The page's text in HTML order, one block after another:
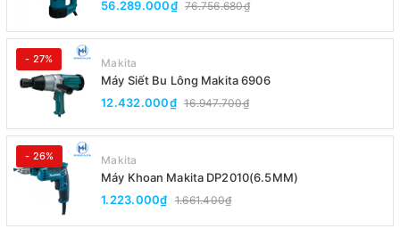
56.289.000₫ 76.756.680₫
- 27% Makita
Máy Siết Bu Lông Makita 6906
12.432.000₫ 16.947.700₫
- 26% Makita
Máy Khoan Makita DP2010(6.5MM)
1.223.000₫ 1.661.400₫